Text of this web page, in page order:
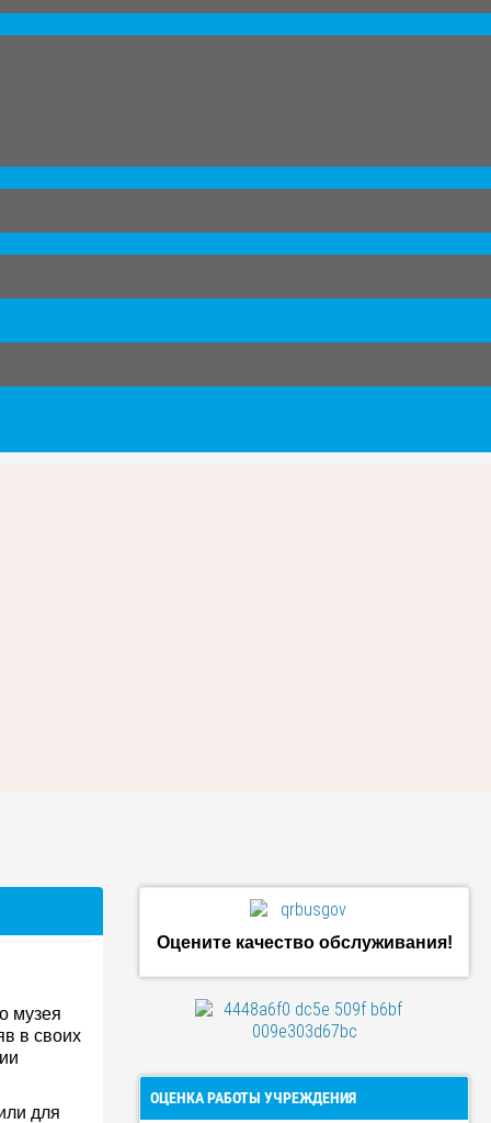
музея
в своих
для
Оцените качество обслуживания!
ОЦЕНКА РАБОТЫ УЧРЕЖДЕНИЯ